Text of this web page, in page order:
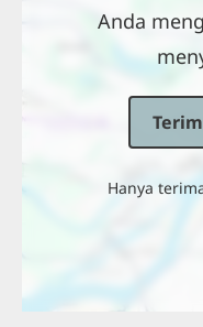
Anda
Hanya